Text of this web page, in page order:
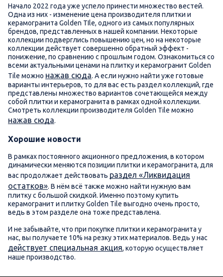
Начало 2022 года уже успело принести множество вестей.
Одна из них - изменение цена производителя плитки и
керамогранита Golden TIle, одного из самых популярных
брендов, представленных в нашей компании. Некоторые
коллекции подверглись повышению цен, но на некоторые
коллекции действует совершенно обратный эффект -
понижение, по сравнению с прошлым годом. Ознакомиться со
всеми актуальными ценами на плитку и керамогранит Golden
Tile можно нажав сюда. А если нужно найти уже готовые
варианты интерьеров, то для вас есть раздел коллекций, где
представлены множество вариантов сочетающейся между
собой плитки и керамогранита в рамках одной коллекции.
Смотреть коллекции производителя Golden Tile можно
нажав сюда.
Хорошие новости
В рамках постоянного акционного предложения, в котором
динамически меняются позиции плитки и керамогранита, для
вас продолжает действовать раздел «Ликвидация
остатков». В нём всё также можно найти нужную вам
плитку с большой скидкой. Именно поэтому купить
керамогранит и плитку Golden Tile выгодно очень просто,
ведь в этом разделе она тоже представлена.
И не забывайте, что при покупке плитки и керамогранита у
нас, вы получаете 10% на резку этих материалов. Ведь у нас
действует специальная акция, которую осуществляет
наше производство.